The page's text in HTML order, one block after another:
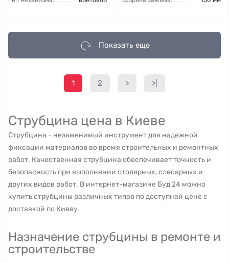
Показать еще
1 2 > >|
Струбцина цена в Киеве
Струбцина - незаменимый инструмент для надежной
фиксации материалов во время строительных и ремонтных
работ. Качественная струбцина обеспечивает точность и
безопасность при выполнении столярных, слесарных и
других видов работ. В интернет-магазине Буд 24 можно
купить струбцины различных типов по доступной цене с
доставкой по Киеву.
Назначение струбцины в ремонте и
строительстве